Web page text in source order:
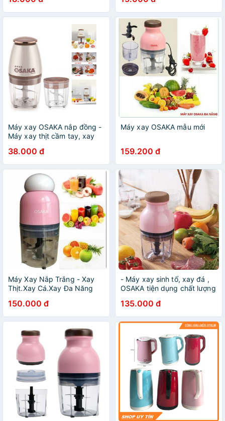
2019
Máy xay OSAKA nắp đồng -
Máy xay thịt cầm tay, xay
Hàng Loại Tốt ]
38.000 đ
Máy xay OSAKA mẫu mới
159.200 đ
Máy Xay Nắp Trắng - Xay
Thịt.Xay Cá.Xay Đa Năng
150.000 đ
- Máy xay sinh tố, xay đá ,
OSAKA tiện dụng chất lượng
135.000 đ